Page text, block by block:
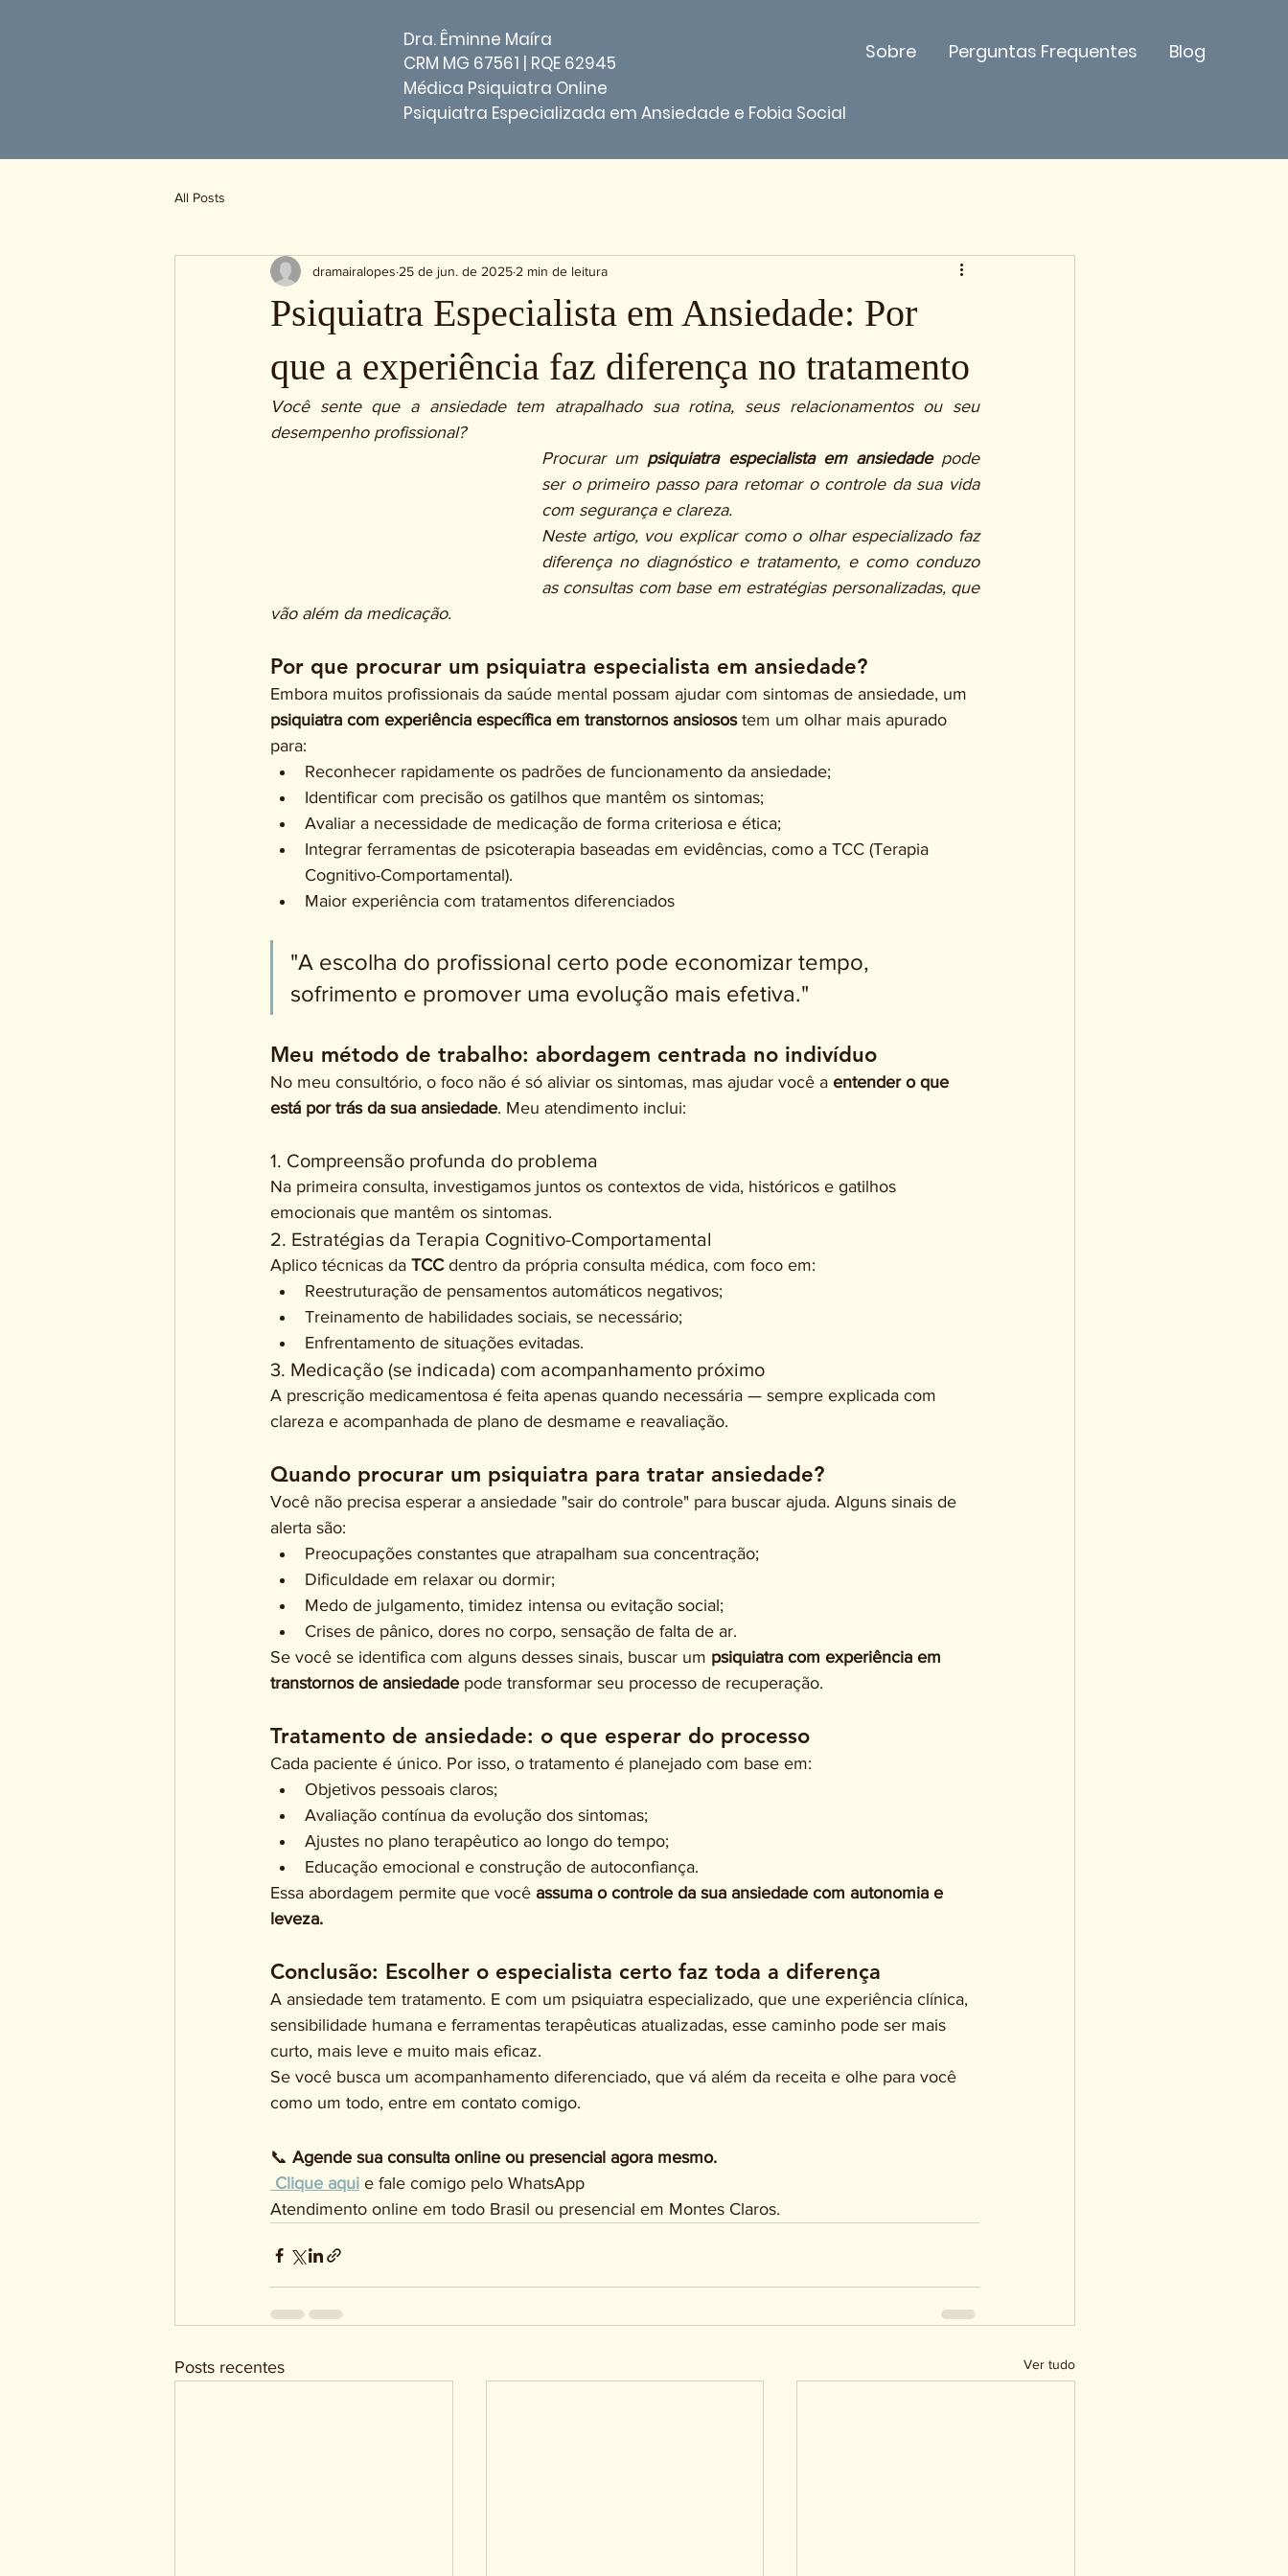
Dra. Êminne Maíra
CRM MG 67561 | RQE 62945
Médica Psiquiatra Online
Psiquiatra Especializada em Ansiedade e Fobia Social
Sobre Perguntas Frequentes Blog
All Posts
Psiquiatra Especialista em Ansiedade: Por
que a experiência faz diferença no tratamento
dramairalopes 25 de jun. de 2025 2 min de leitura
Você sente que a ansiedade tem atrapalhado sua rotina, seus relacionamentos ou seu
desempenho profissional?
Procurar um psiquiatra especialista em ansiedade pode
ser o primeiro passo para retomar o controle da sua vida
com segurança e clareza.
Neste artigo, vou explicar como o olhar especializado faz
diferença no diagnóstico e tratamento, e como conduzo
as consultas com base em estratégias personalizadas, que
vão além da medicação.
Por que procurar um psiquiatra especialista em ansiedade?
Embora muitos profissionais da saúde mental possam ajudar com sintomas de ansiedade, um
psiquiatra com experiência específica em transtornos ansiosos tem um olhar mais apurado
para:
Reconhecer rapidamente os padrões de funcionamento da ansiedade;
Identificar com precisão os gatilhos que mantêm os sintomas;
Avaliar a necessidade de medicação de forma criteriosa e ética;
Integrar ferramentas de psicoterapia baseadas em evidências, como a TCC (Terapia
Cognitivo-Comportamental).
Maior experiência com tratamentos diferenciados
"A escolha do profissional certo pode economizar tempo,
sofrimento e promover uma evolução mais efetiva."
Meu método de trabalho: abordagem centrada no indivíduo
No meu consultório, o foco não é só aliviar os sintomas, mas ajudar você a entender o que
está por trás da sua ansiedade. Meu atendimento inclui:
1. Compreensão profunda do problema
Na primeira consulta, investigamos juntos os contextos de vida, históricos e gatilhos
emocionais que mantêm os sintomas.
2. Estratégias da Terapia Cognitivo-Comportamental
Aplico técnicas da TCC dentro da própria consulta médica, com foco em:
Reestruturação de pensamentos automáticos negativos;
Treinamento de habilidades sociais, se necessário;
Enfrentamento de situações evitadas.
3. Medicação (se indicada) com acompanhamento próximo
A prescrição medicamentosa é feita apenas quando necessária — sempre explicada com
clareza e acompanhada de plano de desmame e reavaliação.
Quando procurar um psiquiatra para tratar ansiedade?
Você não precisa esperar a ansiedade "sair do controle" para buscar ajuda. Alguns sinais de
alerta são:
Preocupações constantes que atrapalham sua concentração;
Dificuldade em relaxar ou dormir;
Medo de julgamento, timidez intensa ou evitação social;
Crises de pânico, dores no corpo, sensação de falta de ar.
Se você se identifica com alguns desses sinais, buscar um psiquiatra com experiência em
transtornos de ansiedade pode transformar seu processo de recuperação.
Tratamento de ansiedade: o que esperar do processo
Cada paciente é único. Por isso, o tratamento é planejado com base em:
Objetivos pessoais claros;
Avaliação contínua da evolução dos sintomas;
Ajustes no plano terapêutico ao longo do tempo;
Educação emocional e construção de autoconfiança.
Essa abordagem permite que você assuma o controle da sua ansiedade com autonomia e
leveza.
Conclusão: Escolher o especialista certo faz toda a diferença
A ansiedade tem tratamento. E com um psiquiatra especializado, que une experiência clínica,
sensibilidade humana e ferramentas terapêuticas atualizadas, esse caminho pode ser mais
curto, mais leve e muito mais eficaz.
Se você busca um acompanhamento diferenciado, que vá além da receita e olhe para você
como um todo, entre em contato comigo.
📞 Agende sua consulta online ou presencial agora mesmo.
Clique aqui e fale comigo pelo WhatsApp
Atendimento online em todo Brasil ou presencial em Montes Claros.
Posts recentes Ver tudo